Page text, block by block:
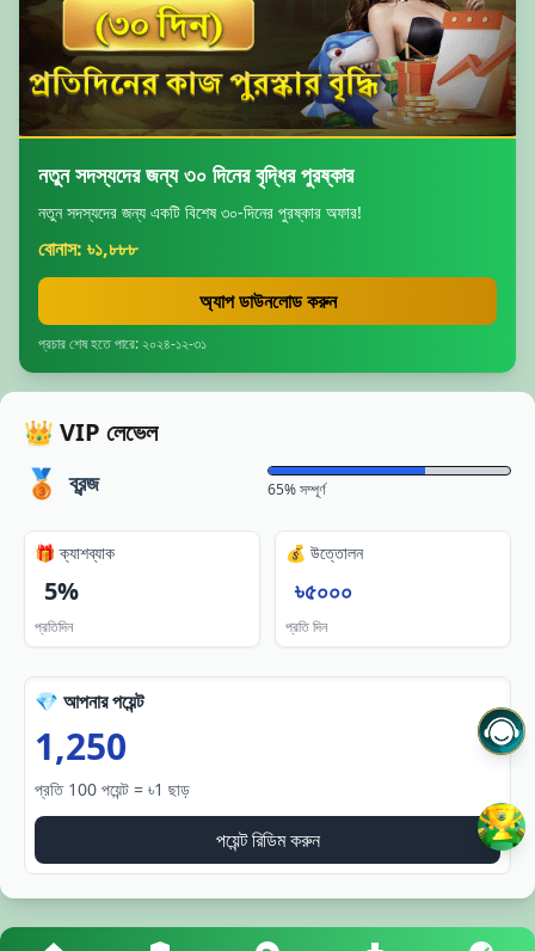
নতুন সদস্যদের জন্য ৩০ দিনের বৃদ্ধির পুরষ্কার
নতুন সদস্যদের জন্য একটি বিশেষ ৩০-দিনের পুরষ্কার অফার!
বোনাস: ৳১,৮৮৮
অ্যাপ ডাউনলোড করুন
প্রচার শেষ হতে পারে: ২০২৪-১২-৩১
👑 VIP লেভেল
🥉 ব্রন্জ 65% সম্পূর্ণ
🎁 ক্যাশব্যাক
5%
প্রতিদিন
💰 উত্তোলন
৳৫০০০
প্রতি দিন
💎 আপনার পয়েন্ট
1,250
প্রতি 100 পয়েন্ট = ৳1 ছাড়
পয়েন্ট রিডিম করুন